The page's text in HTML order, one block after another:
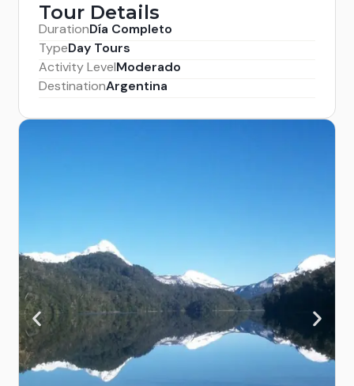
Tour Details
DurationDía Completo
TypeDay Tours
Activity LevelModerado
DestinationArgentina